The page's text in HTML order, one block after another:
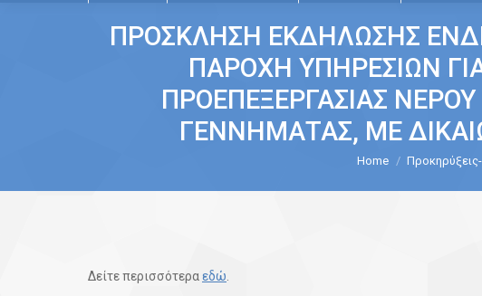
ΠΡΟΣΚΛΗΣΗ ΕΚΔΗΛΩΣΗΣ
ΠΑΡΟΧΗ ΥΠΗΡΕΣΙΩΝ
ΠΡΟΕΠΕΞΕΡΓΑΣΙΑΣ
ΓΕΝΝΗΜΑΤΑΣ, ΜΕ
Home
Δείτε περισσότεραεδώ